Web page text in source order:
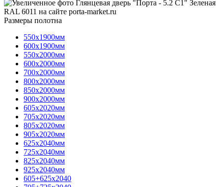
Размеры полотна
550х1900мм
600х1900мм
550х2000мм
600х2000мм
700х2000мм
800х2000мм
850х2000мм
900х2000мм
605х2020мм
705х2020мм
805х2020мм
905х2020мм
625х2040мм
725х2040мм
825х2040мм
925х2040мм
605+625х2040